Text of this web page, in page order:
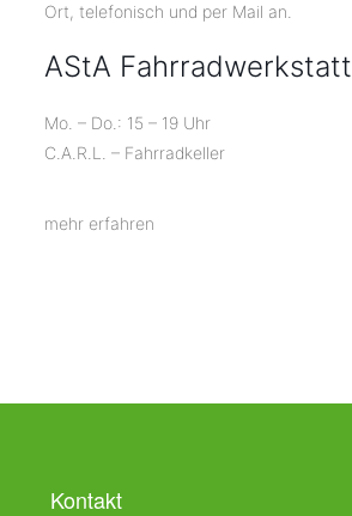
Ort, telefonisch und per Mail an.
AStA Fahrradwerkstatt
Mo. – Do.: 15 – 19 Uhr
C.A.R.L. – Fahrradkeller
mehr erfahren
Kontakt